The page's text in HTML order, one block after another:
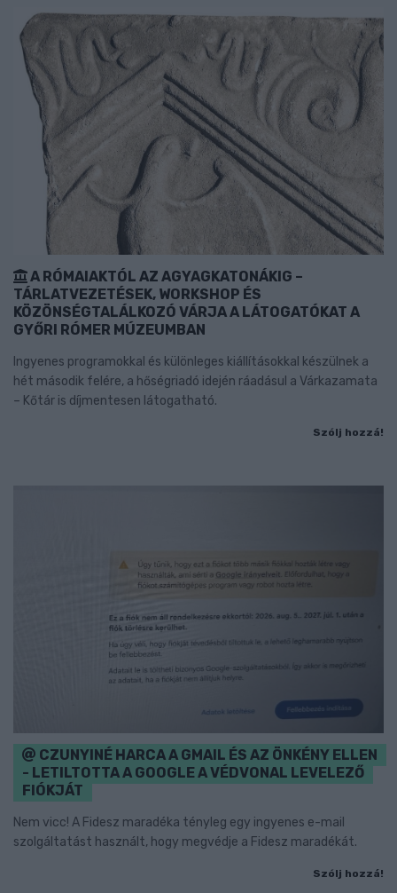
A RÓMAIAKTÓL AZ AGYAGKATONÁKIG –
TÁRLATVEZETÉSEK, WORKSHOP ÉS
KÖZÖNSÉGTALÁLKOZÓ VÁRJA A LÁTOGATÓKAT A
GYŐRI RÓMER MÚZEUMBAN
Ingyenes programokkal és különleges kiállításokkal készülnek a
hét második felére, a hőségriadó idején ráadásul a Várkazamata
– Kőtár is díjmentesen látogatható.
Szólj hozzá!
CZUNYINÉ HARCA A GMAIL ÉS AZ ÖNKÉNY ELLEN
- LETILTOTTA A GOOGLE A VÉDVONAL LEVELEZŐ
FIÓKJÁT
Nem vicc! A Fidesz maradéka tényleg egy ingyenes e-mail
szolgáltatást használt, hogy megvédje a Fidesz maradékát.
Szólj hozzá!